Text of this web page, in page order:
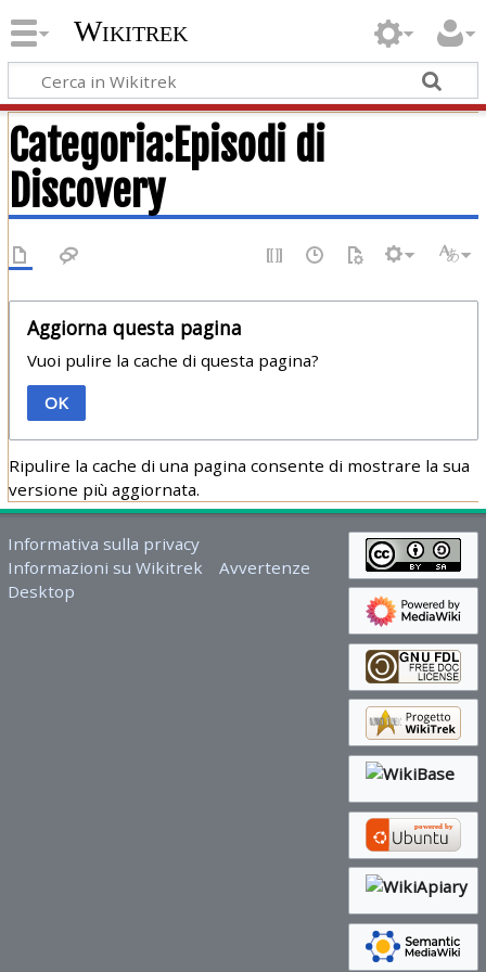
Wikitrek
Categoria:Episodi di
Discovery
Aggiorna questa pagina
Vuoi pulire la cache di questa pagina?
OK
Ripulire la cache di una pagina consente di mostrare la sua
versione più aggiornata.
Informativa sulla privacy
Informazioni su Wikitrek
Avvertenze
Desktop